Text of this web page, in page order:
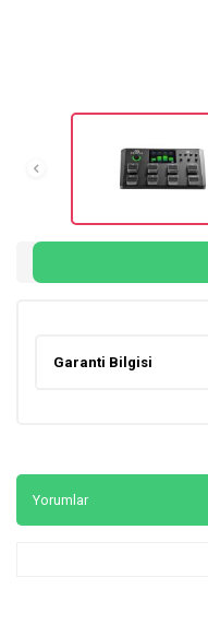
Garanti Bilgisi
Yorumlar